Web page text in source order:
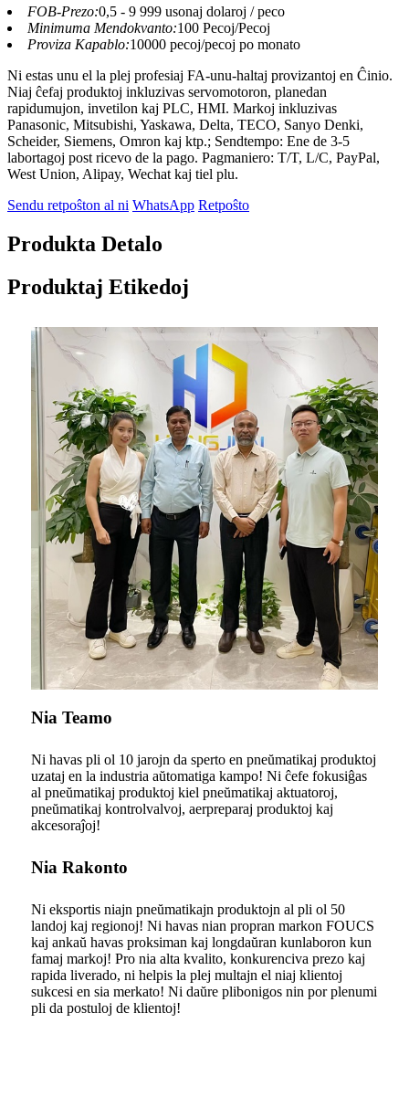
FOB-Prezo:0,5 - 9 999 usonaj dolaroj / peco
Minimuma Mendokvanto:100 Pecoj/Pecoj
Proviza Kapablo:10000 pecoj/pecoj po monato
Ni estas unu el la plej profesiaj FA-unu-haltaj provizantoj en Ĉinio.
Niaj ĉefaj produktoj inkluzivas servomotoron, planedan
rapidumujon, invetilon kaj PLC, HMI. Markoj inkluzivas
Panasonic, Mitsubishi, Yaskawa, Delta, TECO, Sanyo Denki,
Scheider, Siemens, Omron kaj ktp.; Sendtempo: Ene de 3-5
labortagoj post ricevo de la pago. Pagmaniero: T/T, L/C, PayPal,
West Union, Alipay, Wechat kaj tiel plu.
Sendu retpoŝton al ni WhatsApp Retpoŝto
Produkta Detalo
Produktaj Etikedoj
Nia Teamo
Ni havas pli ol 10 jarojn da sperto en pneŭmatikaj produktoj
uzataj en la industria aŭtomatiga kampo! Ni ĉefe fokusiĝas
al pneŭmatikaj produktoj kiel pneŭmatikaj aktuatoroj,
pneŭmatikaj kontrolvalvoj, aerpreparaj produktoj kaj
akcesoraĵoj!
Nia Rakonto
Ni eksportis niajn pneŭmatikajn produktojn al pli ol 50
landoj kaj regionoj! Ni havas nian propran markon FOUCS
kaj ankaŭ havas proksiman kaj longdaŭran kunlaboron kun
famaj markoj! Pro nia alta kvalito, konkurenciva prezo kaj
rapida liverado, ni helpis la plej multajn el niaj klientoj
sukcesi en sia merkato! Ni daŭre plibonigos nin por plenumi
pli da postuloj de klientoj!